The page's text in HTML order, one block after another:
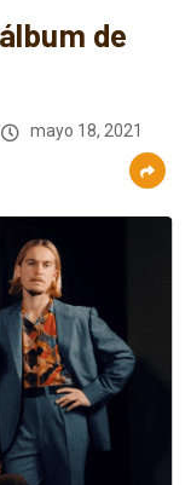
de
mayo 18, 2021